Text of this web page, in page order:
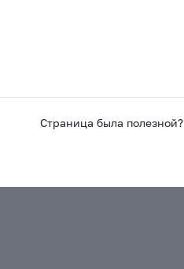
Страница была полезной?